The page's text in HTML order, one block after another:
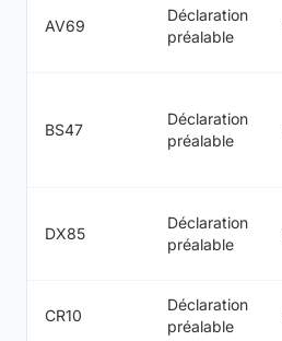
AV69
Déclaration
préalable
BS47
Déclaration
préalable
DX85
Déclaration
préalable
CR10
Déclaration
préalable